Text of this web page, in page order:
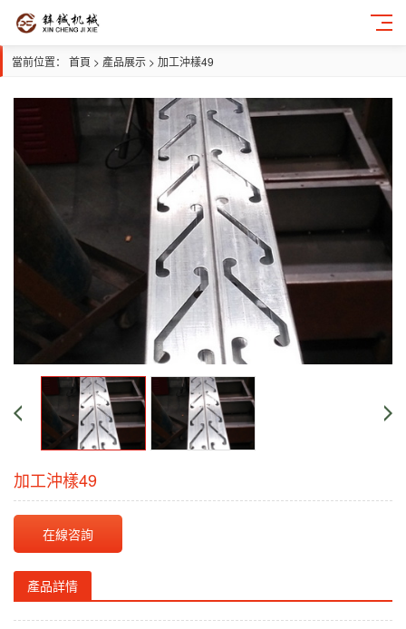
當前位置： 首頁 > 產品展示 > 加工沖樣49
加工沖樣49
在線咨詢
產品詳情